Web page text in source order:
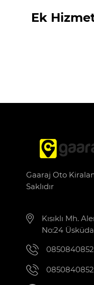
Ek
Gaaraj Oto
Saklıdır
Kısıklı Mh.
No:24